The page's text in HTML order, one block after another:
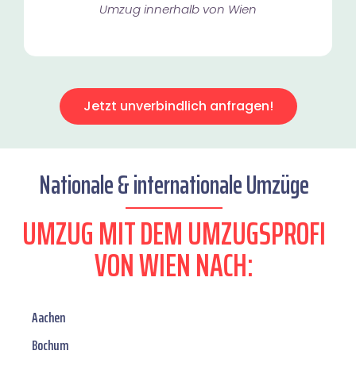
Umzug innerhalb von Wien​
Jetzt unverbindlich anfragen!
Nationale & internationale Umzüge
UMZUG MIT DEM UMZUGSPROFI
VON WIEN NACH:
Aachen
Bochum